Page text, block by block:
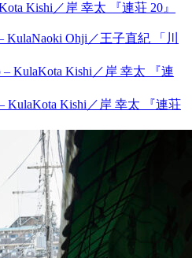
Kishi／岸 幸太 『連荘 20』
KulaNaoki Ohji／王子直紀 「川
– KulaKota Kishi／岸 幸太 『連
KulaKota Kishi／岸 幸太 『連荘